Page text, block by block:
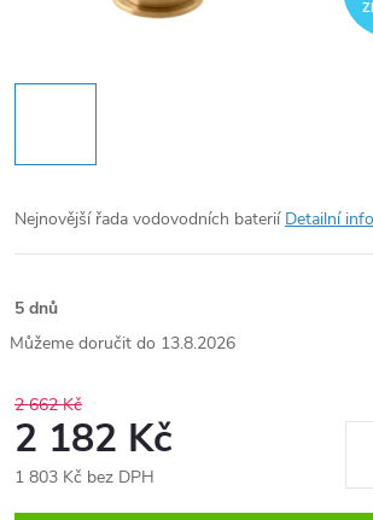
Nejnovější řada vodovodních baterií Detailní
5 dnů
13.8.2026
2 662 Kč
2 182 Kč
1 803 Kč bez DPH